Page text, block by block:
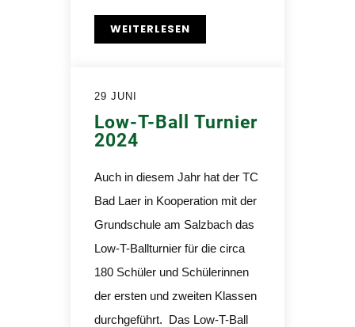
WEITERLESEN
29 JUNI
Low-T-Ball Turnier
2024
Auch in diesem Jahr hat der TC
Bad Laer in Kooperation mit der
Grundschule am Salzbach das
Low-T-Ballturnier für die circa
180 Schüler und Schülerinnen
der ersten und zweiten Klassen
durchgeführt. Das Low-T-Ball